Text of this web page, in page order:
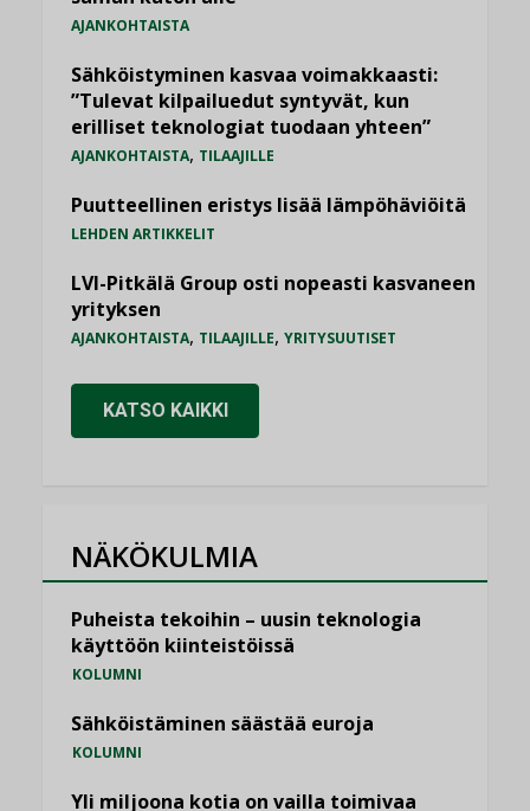
AJANKOHTAISTA
Sähköistyminen kasvaa voimakkaasti:
”Tulevat kilpailuedut syntyvät, kun
erilliset teknologiat tuodaan yhteen”
AJANKOHTAISTA, TILAAJILLE
Puutteellinen eristys lisää lämpöhäviöitä
LEHDEN ARTIKKELIT
LVI-Pitkälä Group osti nopeasti kasvaneen
yrityksen
AJANKOHTAISTA, TILAAJILLE, YRITYSUUTISET
KATSO KAIKKI
NÄKÖKULMIA
Puheista tekoihin – uusin teknologia
käyttöön kiinteistöissä
KOLUMNI
Sähköistäminen säästää euroja
KOLUMNI
Yli miljoona kotia on vailla toimivaa